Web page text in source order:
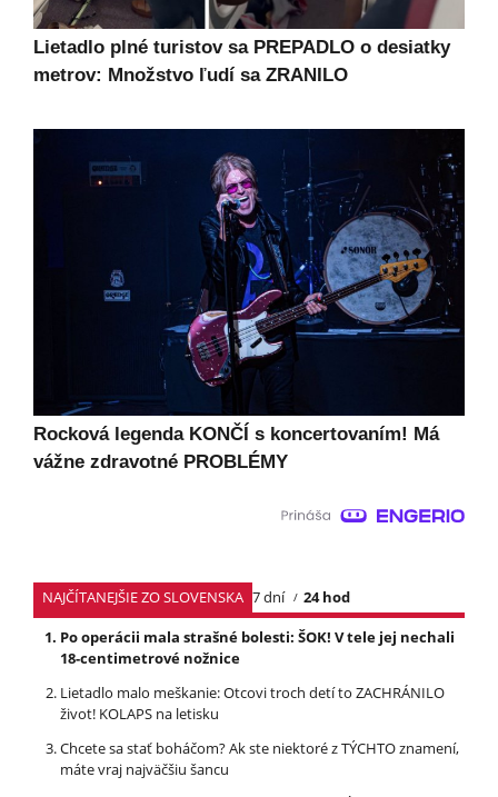
Lietadlo plné turistov sa PREPADLO o desiatky
metrov: Množstvo ľudí sa ZRANILO
Rocková legenda KONČÍ s koncertovaním! Má
vážne zdravotné PROBLÉMY
NAJČÍTANEJŠIE ZO SLOVENSKA 7 dní
24 hod
Po operácii mala strašné bolesti: ŠOK! V tele jej nechali
18-centimetrové nožnice
Lietadlo malo meškanie: Otcovi troch detí to ZACHRÁNILO
život! KOLAPS na letisku
Chcete sa stať boháčom? Ak ste niektoré z TÝCHTO znamení,
máte vraj najväčšiu šancu